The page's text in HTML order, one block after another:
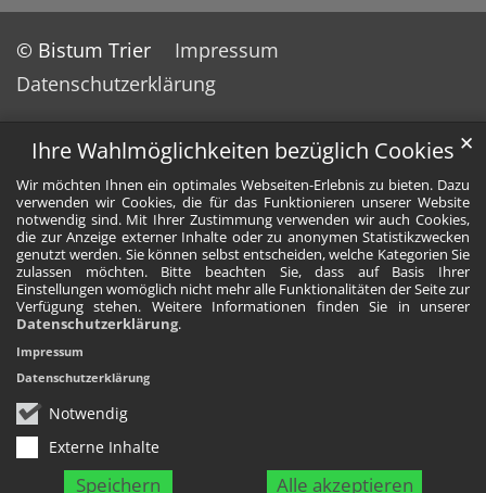
Ihre Wahlmöglichkeiten bezüglich Cookies
Wir möchten Ihnen ein optimales Webseiten-Erlebnis zu bieten. Dazu
verwenden wir Cookies, die für das Funktionieren unserer Website
notwendig sind. Mit Ihrer Zustimmung verwenden wir auch Cookies,
die zur Anzeige externer Inhalte oder zu anonymen Statistikzwecken
genutzt werden. Sie können selbst entscheiden, welche Kategorien Sie
zulassen möchten. Bitte beachten Sie, dass auf Basis Ihrer
Einstellungen womöglich nicht mehr alle Funktionalitäten der Seite zur
Verfügung stehen. Weitere Informationen finden Sie in unserer
Datenschutzerklärung.
Notwendig
Externe Inhalte
Speichern Alle akzeptieren
✕
Impressum
Datenschutzerklärung
© Bistum Trier
Impressum
Datenschutzerklärung